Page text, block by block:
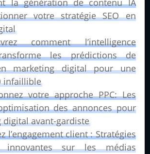
la génération de contenu IA
votre stratégie SEO en
comment l’intelligence
les prédictions de
marketing digital pour une
infaillible
votre approche PPC: Les
des annonces pour
digital avant-gardiste
l’engagement client : Stratégies
innovantes sur les médias